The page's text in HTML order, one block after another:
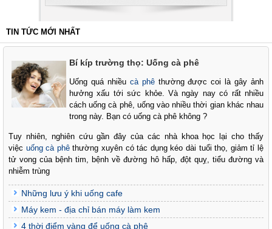
TIN TỨC MỚI NHẤT
Bí kíp trường thọ: Uống cà phê
Uống quá nhiều cà phê thường được coi là gây ảnh
hưởng xấu tới sức khỏe. Và ngày nay có rất nhiều
cách uống cà phê, uống vào nhiều thời gian khác nhau
trong này. Bạn có uống cà phê không ?
Tuy nhiên, nghiên cứu gần đây của các nhà khoa học lại cho thấy
việc uống cà phê thường xuyên có tác dụng kéo dài tuổi thọ, giảm tỉ lệ
tử vong của bệnh tim, bệnh về đường hô hấp, đột quỵ, tiểu đường và
nhiễm trùng
Những lưu ý khi uống cafe
Máy kem - địa chỉ bán máy làm kem
4 thời điểm vàng để uống cà phê